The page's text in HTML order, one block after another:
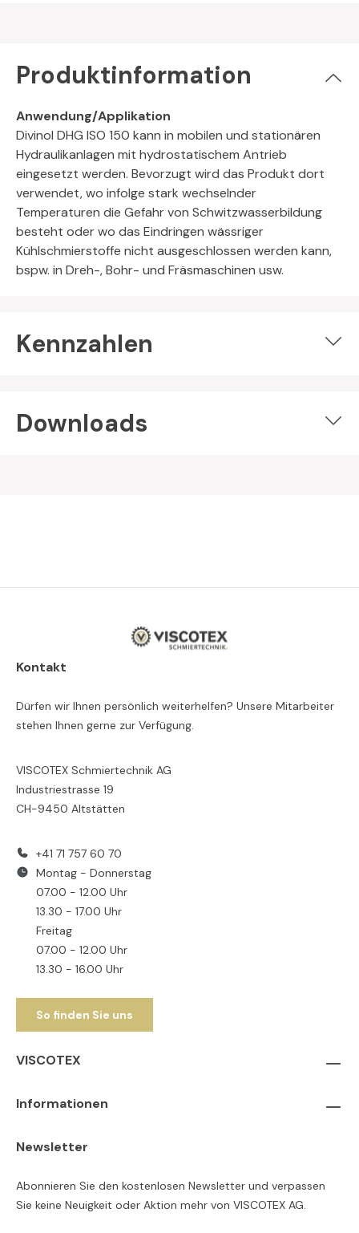
Produktinformation
Anwendung/Applikation
Divinol DHG ISO 150 kann in mobilen und stationären
Hydraulikanlagen mit hydrostatischem Antrieb
eingesetzt werden. Bevorzugt wird das Produkt dort
verwendet, wo infolge stark wechselnder
Temperaturen die Gefahr von Schwitzwasserbildung
besteht oder wo das Eindringen wässriger
Kühlschmierstoffe nicht ausgeschlossen werden kann,
bspw. in Dreh-, Bohr- und Fräsmaschinen usw.
Kennzahlen
Downloads
Kontakt
Dürfen wir Ihnen persönlich weiterhelfen? Unsere Mitarbeiter
stehen Ihnen gerne zur Verfügung.
VISCOTEX Schmiertechnik AG
Industriestrasse 19
CH-9450 Altstätten
+41 71 757 60 70
Montag - Donnerstag
07.00 - 12.00 Uhr
13.30 - 17.00 Uhr
Freitag
07.00 - 12.00 Uhr
13.30 - 16.00 Uhr
So finden Sie uns
VISCOTEX
Informationen
Newsletter
Abonnieren Sie den kostenlosen Newsletter und verpassen
Sie keine Neuigkeit oder Aktion mehr von VISCOTEX AG.